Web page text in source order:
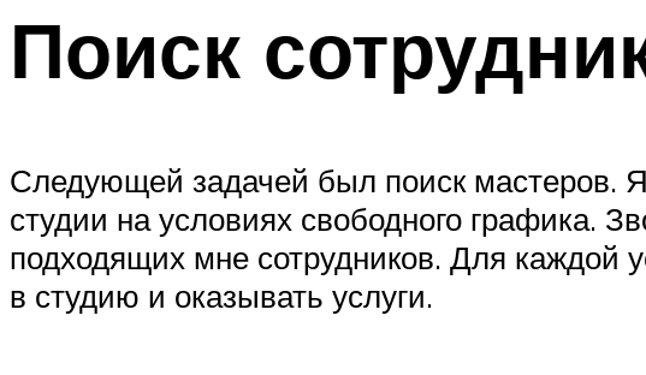
Поиск
Следующей задачей был поиск мастеров.
студии на условиях свободного графика.
подходящих мне сотрудников. Для каждой
в студию и оказывать услуги.